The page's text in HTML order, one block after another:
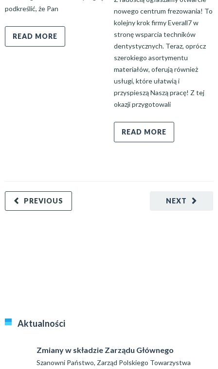
podkreślić, że Pan
READ MORE
nowego centrum frezowania! To
kolejny krok firmy Everall7 w
stronę wsparcia techników
dentystycznych. Teraz, oprócz
szerokiego asortymentu
materiałów, oferują również
usługi, które ułatwią i
przyspieszą Naszą pracę! Z tej
okazji przygotowali
READ MORE
NEXT
PREVIOUS
Aktualności
Zmiany w składzie Zarządu Głównego
Szanowni Państwo, Zarząd Polskiego Towarzystwa